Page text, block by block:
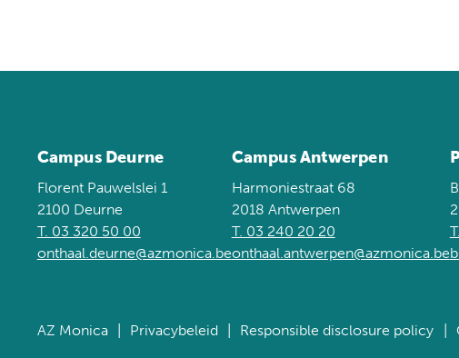
Campus Deurne
Florent Pauwelslei 1
2100 Deurne
T. 03 320 50 00
onthaal.deurne@azmonica.be
Campus Antwerpen
Harmoniestraat 68
2018 Antwerpen
T. 03 240 20 20
onthaal.antwerpen@azmonica.be
AZ Monica Privacybeleid Responsible disclosure policy